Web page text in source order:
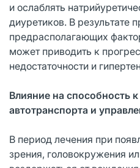
и ослаблять
диуретиков. В результате
предрасполагающих
может приводить к
недостаточности и
Влияние на способность
автотранспорта и
В период лечения при
зрения, головокружения